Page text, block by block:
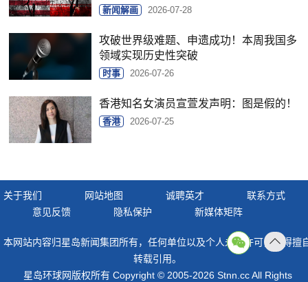
新闻解画 2026-07-28
攻破世界级难题、申遗成功！本周我国多
领域实现历史性突破
时事 2026-07-26
香港知名女演员宣萱发声明：图是假的！
香港 2026-07-25
关于我们 网站地图 诚聘英才
联系方式
意见反馈
隐私保护 新媒体矩阵
本网站内容归星岛新闻集团所有，任何单位以及个人未经许可，不得擅
转载引用。
星岛环球网版权所有 Copyright © 2005-2026 Stnn.cc All Rights
顶部